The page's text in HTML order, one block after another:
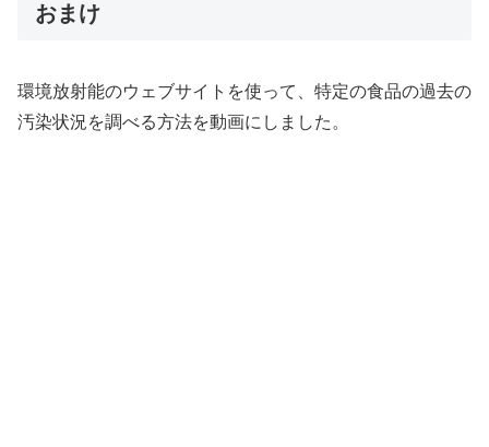
おまけ
環境放射能のウェブサイトを使って、特定の食品の過去の
汚染状況を調べる方法を動画にしました。